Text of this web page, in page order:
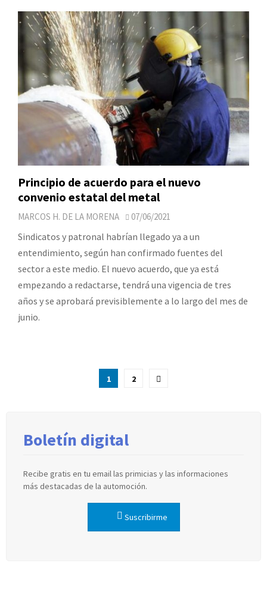
Principio de acuerdo para el nuevo
convenio estatal del metal
MARCOS H. DE LA MORENA 07/06/2021
Sindicatos y patronal habrían llegado ya a un
entendimiento, según han confirmado fuentes del
sector a este medio. El nuevo acuerdo, que ya está
empezando a redactarse, tendrá una vigencia de tres
años y se aprobará previsiblemente a lo largo del mes de
junio.
1 2
Boletín digital
Recibe gratis en tu email las primicias y las informaciones
más destacadas de la automoción.
Suscribirme